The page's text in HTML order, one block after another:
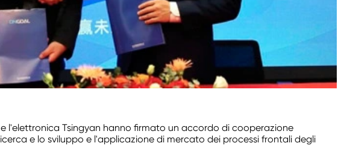
l'elettronica Tsingyan hanno firmato un accordo di cooperazione
e lo sviluppo e l'applicazione di mercato dei processi frontali degli